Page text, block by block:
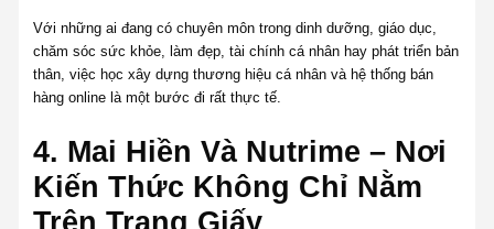
Với những ai đang có chuyên môn trong dinh dưỡng, giáo dục,
chăm sóc sức khỏe, làm đẹp, tài chính cá nhân hay phát triển bản
thân, việc học xây dựng thương hiệu cá nhân và hệ thống bán
hàng online là một bước đi rất thực tế.
4. Mai Hiền Và Nutrime – Nơi
Kiến Thức Không Chỉ Nằm
Trên Trang Giấy